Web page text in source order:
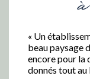
« Un
beau paysage
encore pour la
donnés tout au